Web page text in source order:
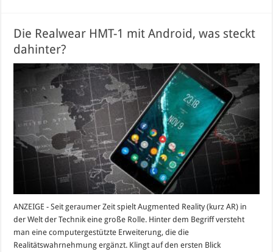
Die Realwear HMT-1 mit Android, was steckt
dahinter?
ANZEIGE - Seit geraumer Zeit spielt Augmented Reality (kurz AR) in
der Welt der Technik eine große Rolle. Hinter dem Begriff versteht
man eine computergestützte Erweiterung, die die
Realitätswahrnehmung ergänzt. Klingt auf den ersten Blick